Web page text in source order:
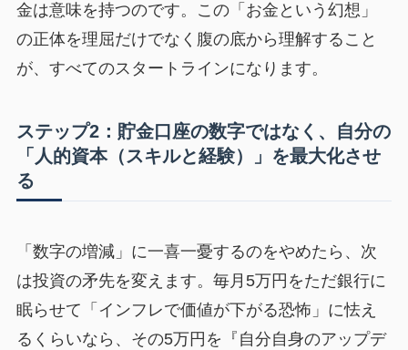
金は意味を持つのです。この「お金という幻想」
の正体を理屈だけでなく腹の底から理解すること
が、すべてのスタートラインになります。
ステップ2：貯金口座の数字ではなく、自分の
「人的資本（スキルと経験）」を最大化させ
る
「数字の増減」に一喜一憂するのをやめたら、次
は投資の矛先を変えます。毎月5万円をただ銀行に
眠らせて「インフレで価値が下がる恐怖」に怯え
るくらいなら、その5万円を『自分自身のアップデ